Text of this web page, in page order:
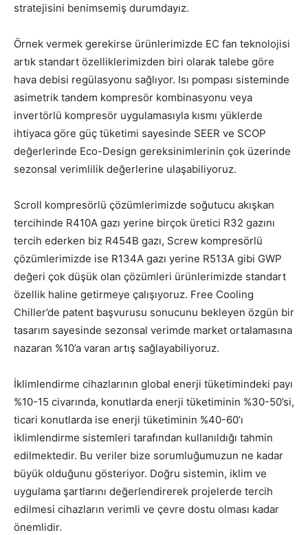
stratejisini benimsemiş durumdayız.
Örnek vermek gerekirse ürünlerimizde EC fan teknolojisi
artık standart özelliklerimizden biri olarak talebe göre
hava debisi regülasyonu sağlıyor. Isı pompası sisteminde
asimetrik tandem kompresör kombinasyonu veya
invertörlü kompresör uygulamasıyla kısmı yüklerde
ihtiyaca göre güç tüketimi sayesinde SEER ve SCOP
değerlerinde Eco-Design gereksinimlerinin çok üzerinde
sezonsal verimlilik değerlerine ulaşabiliyoruz.
Scroll kompresörlü çözümlerimizde soğutucu akışkan
tercihinde R410A gazı yerine birçok üretici R32 gazını
tercih ederken biz R454B gazı, Screw kompresörlü
çözümlerimizde ise R134A gazı yerine R513A gibi GWP
değeri çok düşük olan çözümleri ürünlerimizde standart
özellik haline getirmeye çalışıyoruz. Free Cooling
Chiller’de patent başvurusu sonucunu bekleyen özgün bir
tasarım sayesinde sezonsal verimde market ortalamasına
nazaran %10’a varan artış sağlayabiliyoruz.
İklimlendirme cihazlarının global enerji tüketimindeki payı
%10-15 civarında, konutlarda enerji tüketiminin %30-50’si,
ticari konutlarda ise enerji tüketiminin %40-60’ı
iklimlendirme sistemleri tarafından kullanıldığı tahmin
edilmektedir. Bu veriler bize sorumluğumuzun ne kadar
büyük olduğunu gösteriyor. Doğru sistemin, iklim ve
uygulama şartlarını değerlendirerek projelerde tercih
edilmesi cihazların verimli ve çevre dostu olması kadar
önemlidir.